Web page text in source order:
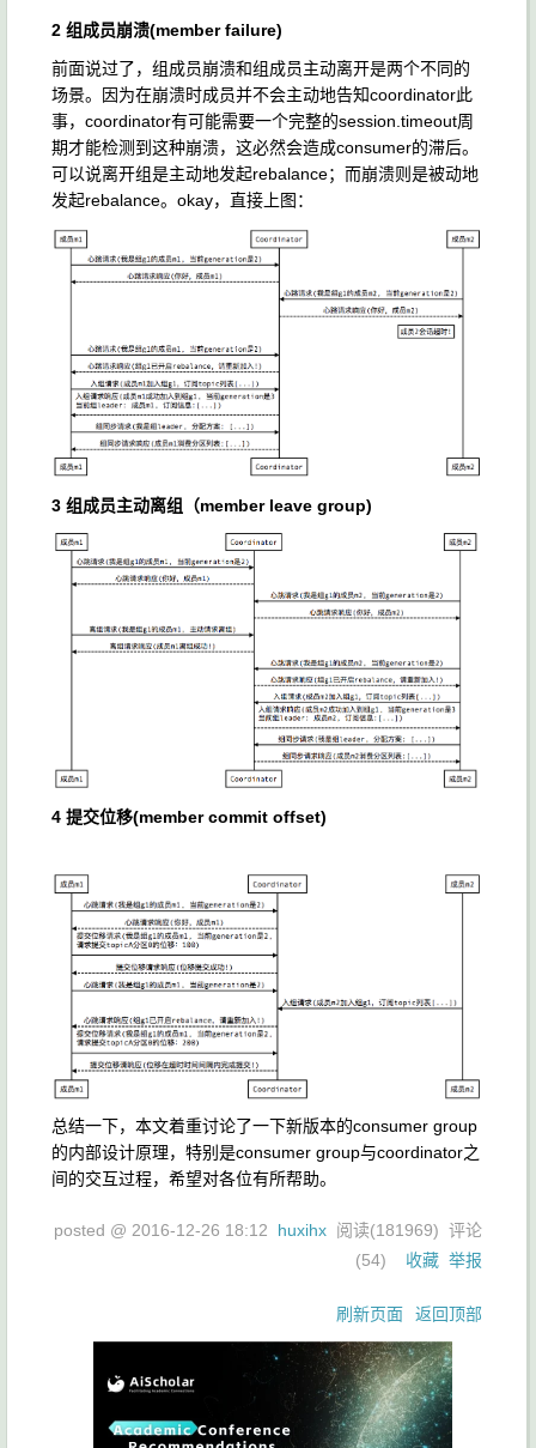
2 组成员崩溃(member failure)
前面说过了，组成员崩溃和组成员主动离开是两个不同的
场景。因为在崩溃时成员并不会主动地告知coordinator此
事，coordinator有可能需要一个完整的session.timeout周
期才能检测到这种崩溃，这必然会造成consumer的滞后。
可以说离开组是主动地发起rebalance；而崩溃则是被动地
发起rebalance。okay，直接上图：
3 组成员主动离组（member leave group)
4 提交位移(member commit offset)
总结一下，本文着重讨论了一下新版本的consumer group
的内部设计原理，特别是consumer group与coordinator之
间的交互过程，希望对各位有所帮助。
posted @ 2016-12-26 18:12 huxihx 阅读(181969) 评论
(54) 收藏 举报
刷新页面 返回顶部